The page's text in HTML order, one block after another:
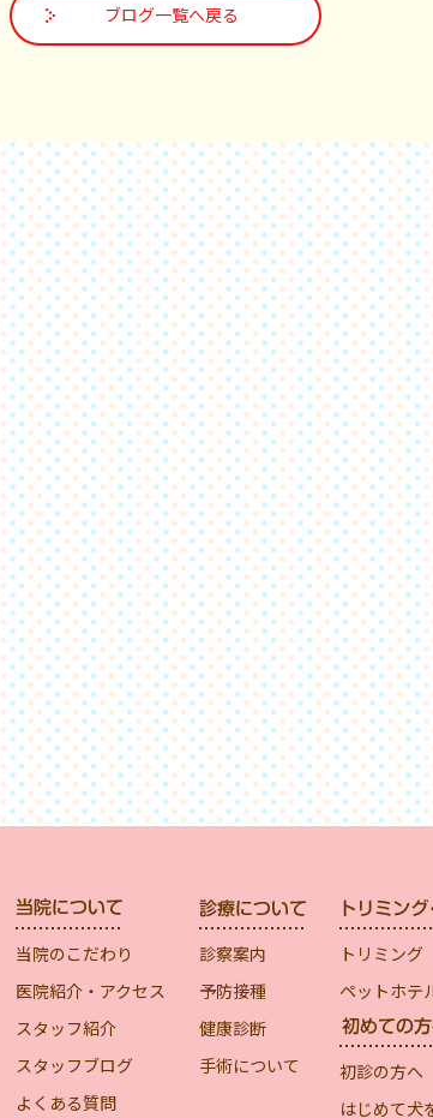
ブログ一覧へ戻る
当院のこだわり
医院紹介・アクセス
スタッフ紹介
スタッフブログ
よくある質問
診察案内
予防接種
健康診断
手術について
トリミング
ペットホテ
初診の方へ
はじめて犬